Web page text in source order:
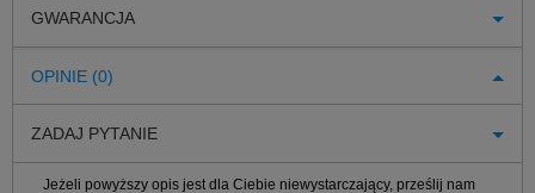
GWARANCJA
OPINIE (0)
ZADAJ PYTANIE
Jeżeli powyższy opis jest dla Ciebie niewystarczający, prześlij nam